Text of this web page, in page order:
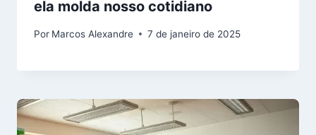
ela molda nosso cotidiano
Por Marcos Alexandre 7 de janeiro de 2025